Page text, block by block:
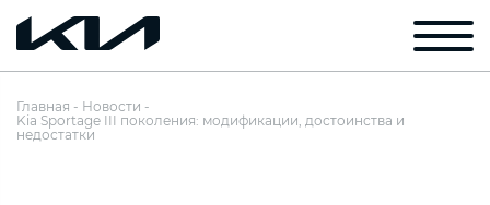
Главная
Новости
Kia Sportage III поколения: модификации, достоинства и
недостатки